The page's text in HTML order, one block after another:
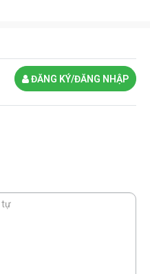
ĐĂNG KÝ/ĐĂNG NHẬP